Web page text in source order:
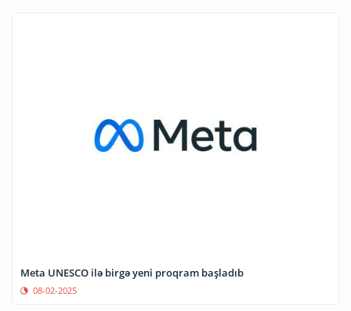
Meta UNESCO ilə birgə yeni proqram başladıb
08-02-2025